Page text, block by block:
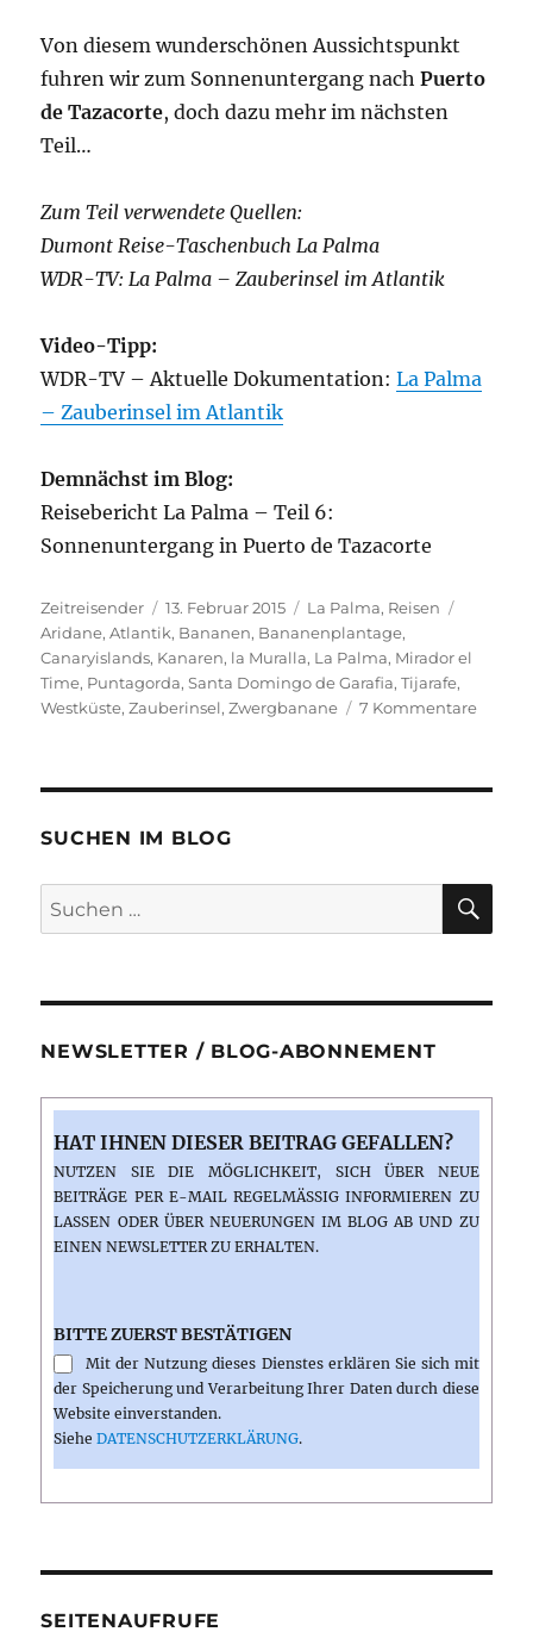
Von diesem wunderschönen Aussichtspunkt
fuhren wir zum Sonnenuntergang nachPuerto
de Tazacorte, doch dazu mehr im nächsten
Teil…
Zum Teil verwendete Quellen:
Dumont Reise-Taschenbuch La Palma
WDR-TV: La Palma – Zauberinsel im Atlantik
Video-Tipp:
WDR-TV – Aktuelle Dokumentation:La Palma
– Zauberinsel im Atlantik
Demnächst im Blog:
Reisebericht La Palma – Teil 6:
Sonnenuntergang in Puerto de Tazacorte
Autor
Zeitreisender
Veröffentlicht
am
13. Februar 2015 Kategorien
La Palma, Reisen
Aridane,Atlantik, Bananen, Bananenplantage,
Canaryislands, Kanaren, la Muralla, La Palma, Mirador el
Time, Puntagorda,Santa Domingo de Garafia,Tijarafe,
Westküste,Zauberinsel,Zwergbanane 7 Kommentarezu
An
SUCHEN IM BLOG
Suchen
nach:
NEWSLETTER / BLOG-ABONNEMENT
HAT IHNEN DIESER BEITRAG GEFALLEN?
NUTZEN SIE DIE MÖGLICHKEIT, SICH ÜBER NEUE
BEITRÄGE PER E-MAIL REGELMÄSSIG INFORMIEREN ZU L
ASSEN ODER ÜBER NEUERUNGEN IM BLOG AB UND ZU E
INEN NEWSLETTER ZU ERHALTEN.
BITTE ZUERST BESTÄTIGEN
Mit der Nutzung dieses Dienstes erklären Sie sich mit
der Speicherung und Verarbeitung Ihrer Daten durch diese
Website einverstanden.
SieheDATENSCHUTZERKLÄRUNG.
SEITENAUFRUFE